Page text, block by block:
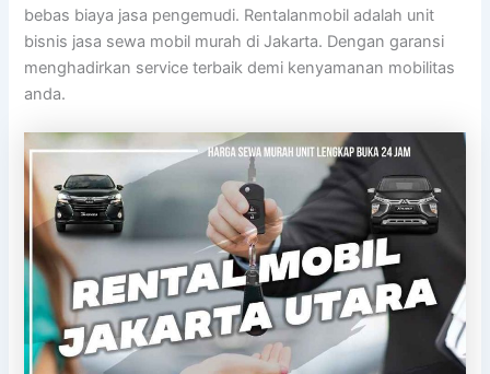
bebas biaya jasa pengemudi. Rentalanmobil adalah unit
bisnis jasa sewa mobil murah di Jakarta. Dengan garansi
menghadirkan service terbaik demi kenyamanan mobilitas
anda.